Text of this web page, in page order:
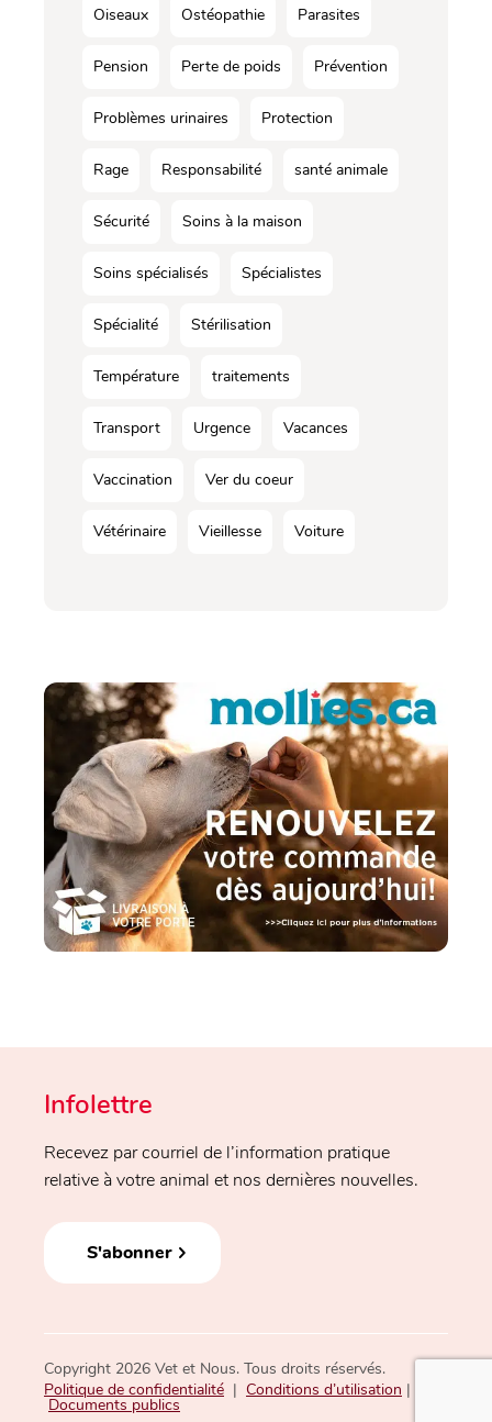
Oiseaux Ostéopathie Parasites
Pension Perte de poids Prévention
Problèmes urinaires Protection
Rage Responsabilité santé animale
Sécurité Soins à la maison
Soins spécialisés Spécialistes
Spécialité Stérilisation
Température traitements
Transport Urgence Vacances
Vaccination Ver du coeur
Vétérinaire Vieillesse Voiture
Infolettre
Recevez par courriel de l’information pratique
relative à votre animal et nos dernières nouvelles.
S'abonner
Copyright 2026 Vet et Nous. Tous droits réservés.
Politique de confidentialité | Conditions d’utilisation |
Documents publics